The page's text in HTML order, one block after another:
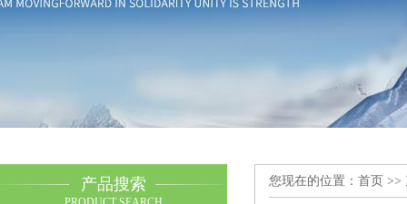
产品搜索 您现在的位置： 首页 >>